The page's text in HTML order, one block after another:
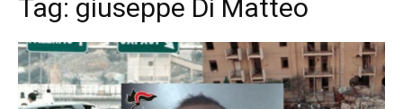
Tag: giuseppe Di Matteo